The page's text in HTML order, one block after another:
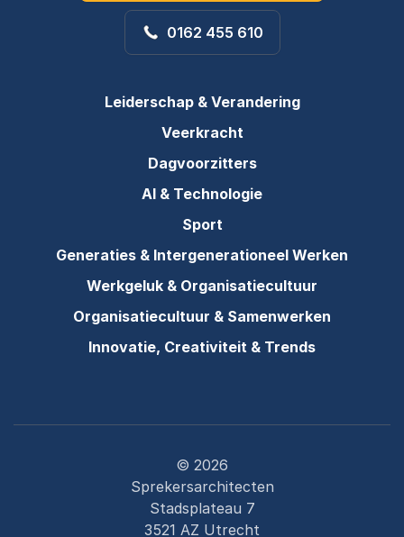
0162 455 610
Leiderschap & Verandering
Veerkracht
Dagvoorzitters
AI & Technologie
Sport
Generaties & Intergenerationeel Werken
Werkgeluk & Organisatiecultuur
Organisatiecultuur & Samenwerken
Innovatie, Creativiteit & Trends
© 2026
Sprekersarchitecten
Stadsplateau 7
3521 AZ Utrecht